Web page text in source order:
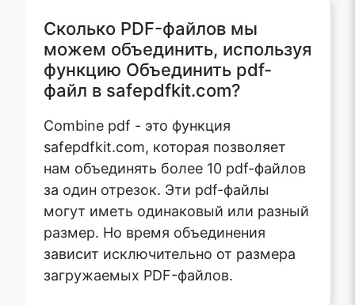
Сколько PDF-файлов мы
можем объединить, используя
функцию Объединить pdf-
файл в safepdfkit.com?
Combine pdf - это функция
safepdfkit.com, которая позволяет
нам объединять более 10 pdf-файлов
за один отрезок. Эти pdf-файлы
могут иметь одинаковый или разный
размер. Но время объединения
зависит исключительно от размера